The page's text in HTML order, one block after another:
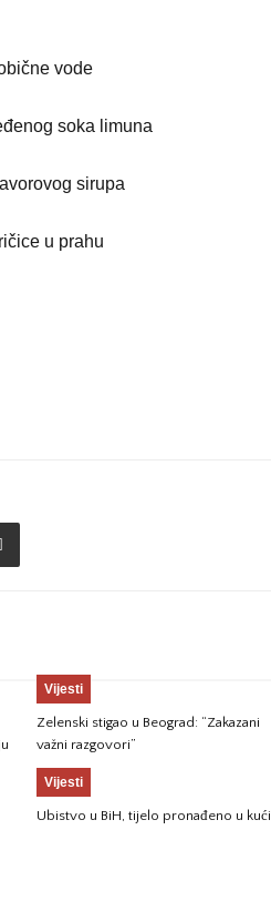
vode
soka limuna
sirupa
u prahu
Vijesti
Zelenski stigao u Beograd: “Zakazani
važni razgovori”
Vijesti
Ubistvo u BiH, tijelo pronađeno u kući